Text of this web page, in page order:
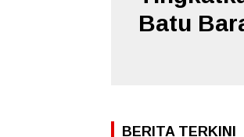
Batu
BERITA TERKINI